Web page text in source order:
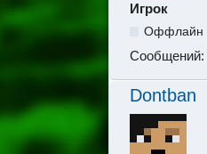
Игрок
Оффлайн
Сообщений:
Dontban